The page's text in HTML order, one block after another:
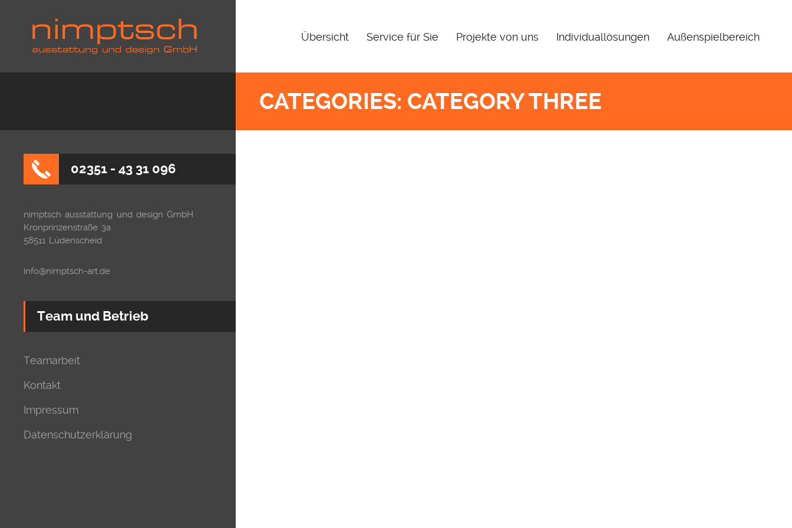
Übersicht Service für Sie Projekte von uns Individuallösungen Außenspielbereich
CATEGORIES: CATEGORY THREE
02351 - 43 31 096
nimptsch ausstattung und design GmbH
Kronprinzenstraße 3a
58511 Lüdenscheid
info@nimptsch-art.de
Team und Betrieb
Teamarbeit
Kontakt
Impressum
Datenschutzerklärung